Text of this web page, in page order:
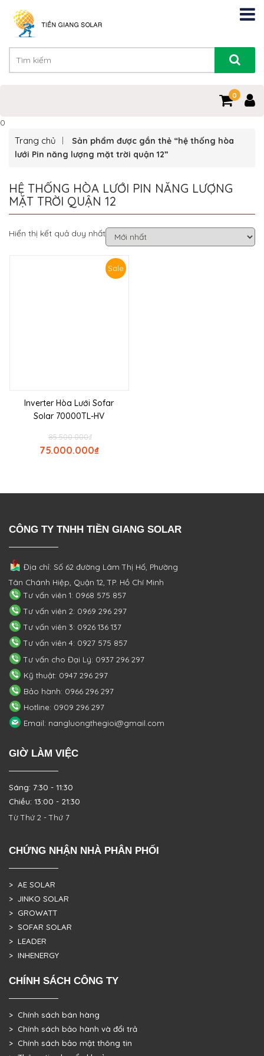
0
0
Trang chủ
Sản phẩm được gắn thẻ “hệ thống hòa
lưới Pin năng lượng mặt trời quận 12”
HỆ THỐNG HÒA LƯỚI PIN NĂNG LƯỢNG
MẶT TRỜI QUẬN 12
Hiển thị kết quả duy nhất
Sale
Inverter Hòa Lưới Sofar
Solar 70000TL-HV
₫
85.500.000
₫
75.000.000
CÔNG TY TNHH TIỀN GIANG SOLAR
Địa chỉ: Số 62 đường Lâm Thị Hố, Phường
Tân Chánh Hiệp, Quận 12, TP. Hồ Chí Minh
Tư vấn viên 1: 0968 575 857
Tư vấn viên 2: 0969 296 297
Tư vấn viên 3: 0926 136 137
Tư vấn viên 4: 0927 575 857
Tư vấn cho Đại Lý: 0937 296 297
Kỹ thuật: 0947 296 297
Bảo hành: 0966 296 297
Hotline: 0909 296 297
Email: nangluongthegioi@gmail.com
GIỜ LÀM VIỆC
Sáng: 7:30 - 11:30
Chiều: 13:00 - 21:30
Từ Thứ 2 - Thứ 7
CHỨNG NHẬN NHÀ PHÂN PHỐI
> AE SOLAR
> JINKO SOLAR
> GROWATT
> SOFAR SOLAR
> LEADER
> INHENERGY
CHÍNH SÁCH CÔNG TY
> Chính sách bán hàng
> Chính sách bảo hành và đổi trả
> Chính sách bảo mật thông tin